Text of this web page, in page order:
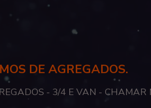
DE AGREGADOS.
- 3/4 E VAN - CHAMAR